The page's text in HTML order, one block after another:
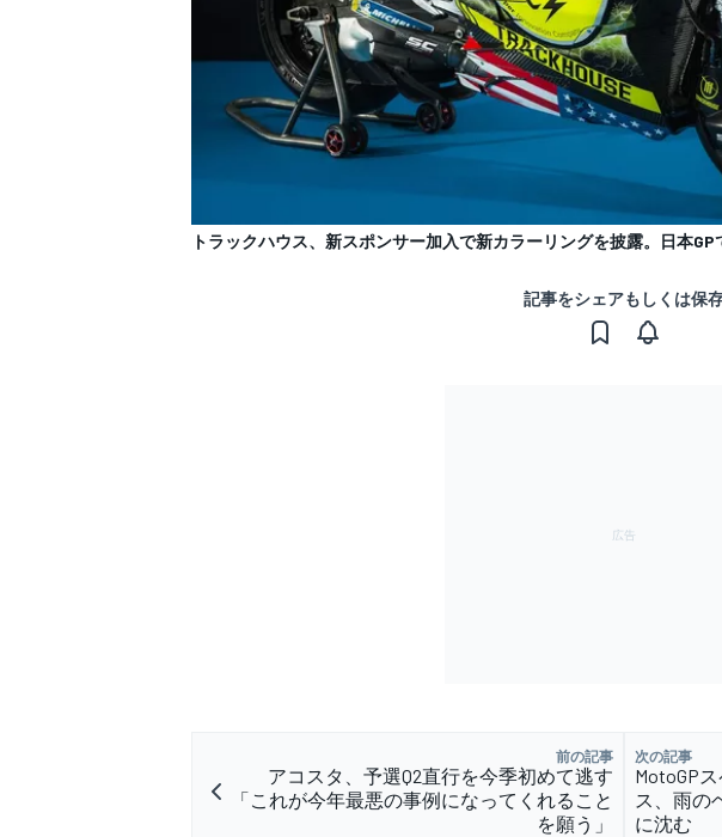
トラックハウス、新スポンサー加入で新カラーリングを披露。日本GP
記事をシェアもしくは保
前の記事
アコスタ、予選Q2直行を今季初めて逃す
「これが今年最悪の事例になってくれること
を願う」
次の記事
MotoGP
ス、雨の
に沈む